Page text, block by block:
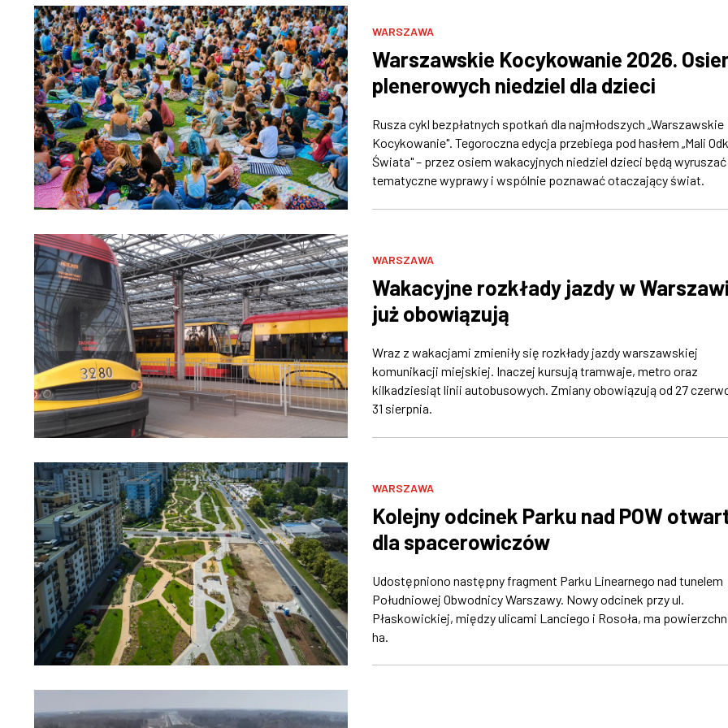
WARSZAWA
Warszawskie Kocykowanie 2026.
plenerowych niedziel dla dzieci
Rusza cykl bezpłatnych spotkań dla najmłodszych „Warszawskie
Kocykowanie". Tegoroczna edycja przebiega pod hasłem „Mali
Świata" – przez osiem wakacyjnych niedziel dzieci będą wyruszać
tematyczne wyprawy i wspólnie poznawać otaczający świat.
WARSZAWA
Wakacyjne rozkłady jazdy w
już obowiązują
Wraz z wakacjami zmieniły się rozkłady jazdy warszawskiej
komunikacji miejskiej. Inaczej kursują tramwaje, metro oraz
kilkadziesiąt linii autobusowych. Zmiany obowiązują od 27
31 sierpnia.
WARSZAWA
Kolejny odcinek Parku nad POW
dla spacerowiczów
Udostępniono następny fragment Parku Linearnego nad tunelem
Południowej Obwodnicy Warszawy. Nowy odcinek przy ul.
Płaskowickiej, między ulicami Lanciego i Rosoła, ma
ha.